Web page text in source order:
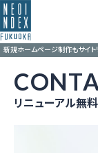
新規ホームページ制作もサイト
リニューアル無